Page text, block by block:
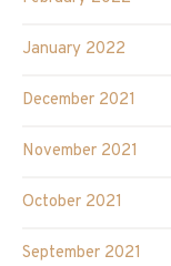
January 2022
December 2021
November 2021
October 2021
September 2021